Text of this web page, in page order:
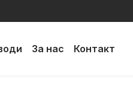
За нас Контакт